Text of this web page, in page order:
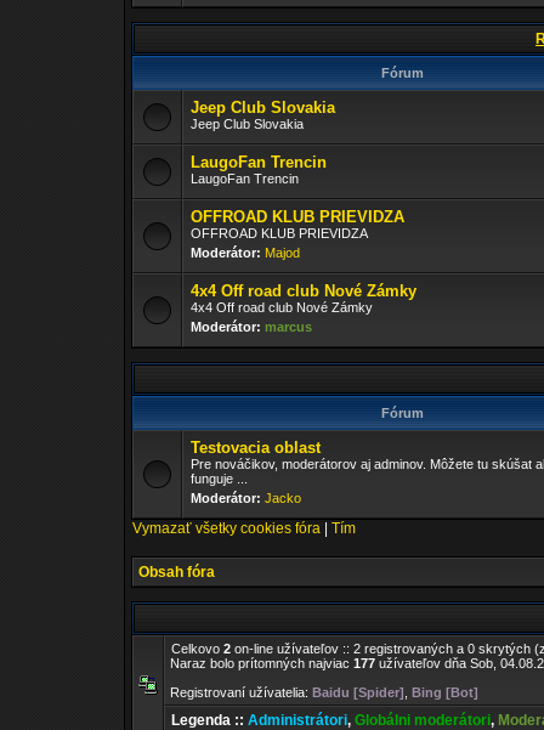
Fórum
Jeep Club Slovakia
Jeep Club Slovakia
LaugoFan Trencin
LaugoFan Trencin
OFFROAD KLUB PRIEVIDZA
OFFROAD KLUB PRIEVIDZA
Moderátor: Majod
4x4 Off road club Nové Zámky
4x4 Off road club Nové Zámky
Moderátor: marcus
Fórum
Testovacia oblast
Pre nováčikov, moderátorov aj adminov. Môžete tu skúšat
funguje ...
Moderátor: Jacko
Vymazať všetky cookies fóra Tím
Obsah fóra
Celkovo 2 on-line užívateľov :: 2 registrovaných a 0 skrytých
Naraz bolo prítomných najviac 177 užívateľov dňa Sob,
Registrovaní užívatelia: Baidu [Spider] Bing [Bot]
Legenda :: Administrátori, Globálni moderátori,